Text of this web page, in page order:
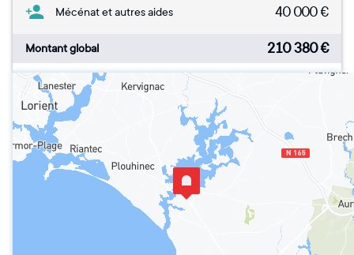
Mécénat et autres aides 40 000€
Montant global 210 380€